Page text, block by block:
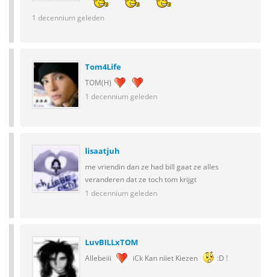
1 decennium geleden
Tom4Life
TOM(H)
1 decennium geleden
lisaatjuh
me vriendin dan ze had bill gaat ze alles
veranderen dat ze toch tom krijgt
1 decennium geleden
LuvBILLxTOM
Allebeiii iCk Kan niiet Kiezen :D !